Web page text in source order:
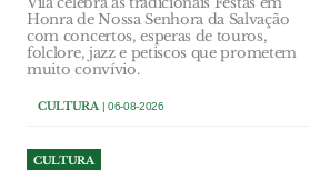
Honra de Nossa Senhora da Salvação
com concertos, esperas de touros,
folclore, jazz e petiscos que prometem
muito convívio.
CULTURA| 06-08-2026
CULTURA